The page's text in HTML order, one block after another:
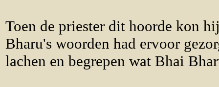
Toen de priester dit hoorde kon
Bharu's woorden had ervoor
lachen en begrepen wat Bhai